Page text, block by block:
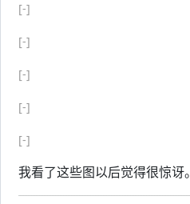
[-]
[-]
[-]
[-]
[-]
我看了这些图以后觉得很惊讶。